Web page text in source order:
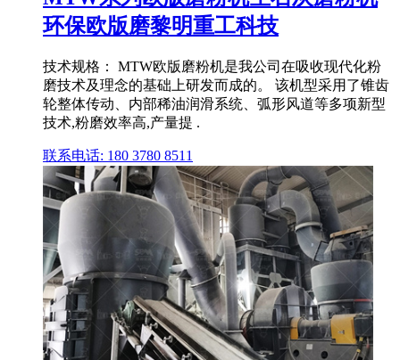
环保欧版磨黎明重工科技
技术规格： MTW欧版磨粉机是我公司在吸收现代化粉
磨技术及理念的基础上研发而成的。 该机型采用了锥齿
轮整体传动、内部稀油润滑系统、弧形风道等多项新型
技术,粉磨效率高,产量提 .
联系电话: 180 3780 8511